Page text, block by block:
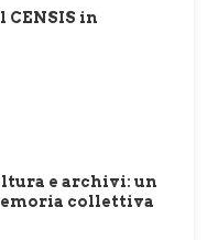
CENSIS in
e archivi: un
collettiva